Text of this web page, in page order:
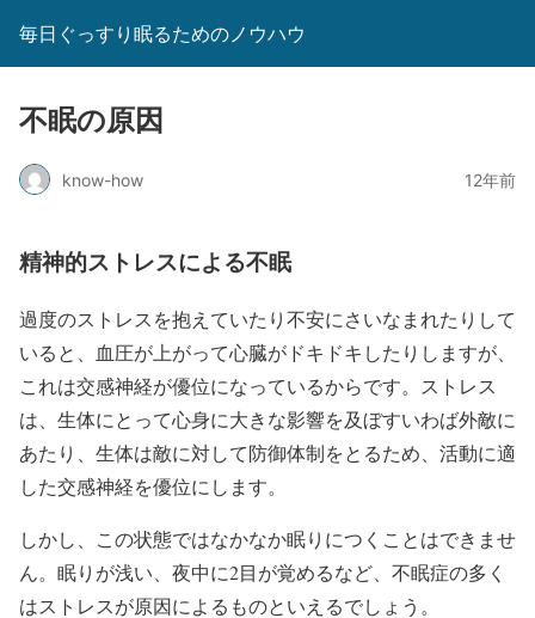
毎日ぐっすり眠るためのノウハウ
不眠の原因
know-how 12年前
精神的ストレスによる不眠
過度のストレスを抱えていたり不安にさいなまれたりして
いると、血圧が上がって心臓がドキドキしたりしますが、
これは交感神経が優位になっているからです。ストレス
は、生体にとって心身に大きな影響を及ぼすいわば外敵に
あたり、生体は敵に対して防御体制をとるため、活動に適
した交感神経を優位にします。
しかし、この状態ではなかなか眠りにつくことはできませ
ん。眠りが浅い、夜中に2目が覚めるなど、不眠症の多く
はストレスが原因によるものといえるでしょう。